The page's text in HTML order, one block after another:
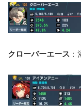
クローバーエース